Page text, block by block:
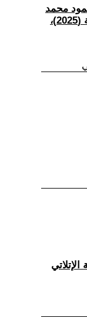
محمد
طه- كتاب: الإسلام المعاصر وتحدي الحداثة (2025)،